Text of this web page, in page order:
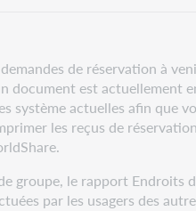
de réservation à
document est
système actuelles afin que
les reçus de
groupe, le rapport
par les usagers des